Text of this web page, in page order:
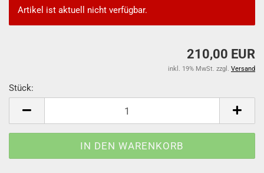
Artikel ist aktuell nicht verfügbar.
210,00 EUR
inkl. 19% MwSt. zzgl. Versand
Stück: